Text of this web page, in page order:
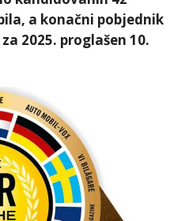
a konačni pobjednik
2025. proglašen 10.